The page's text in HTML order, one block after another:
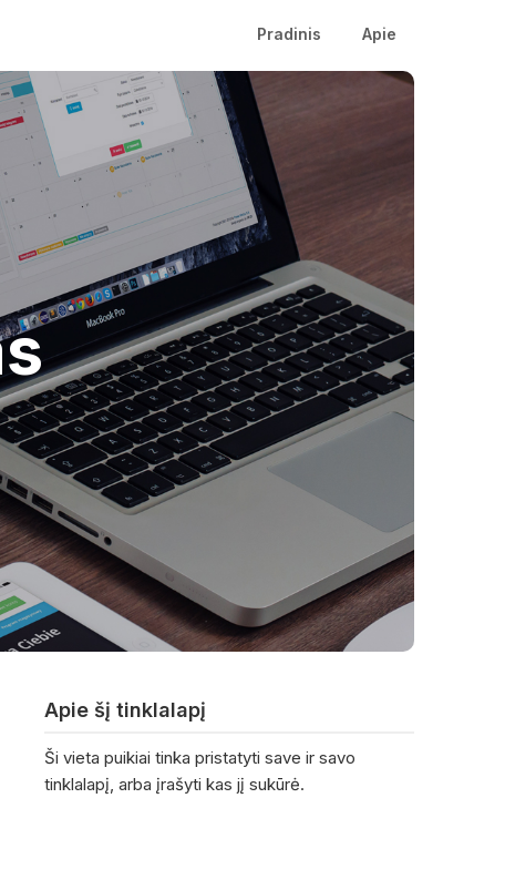
Pradinis Apie
Apie šį tinklalapį
Ši vieta puikiai tinka pristatyti save ir savo
tinklalapį, arba įrašyti kas jį sukūrė.